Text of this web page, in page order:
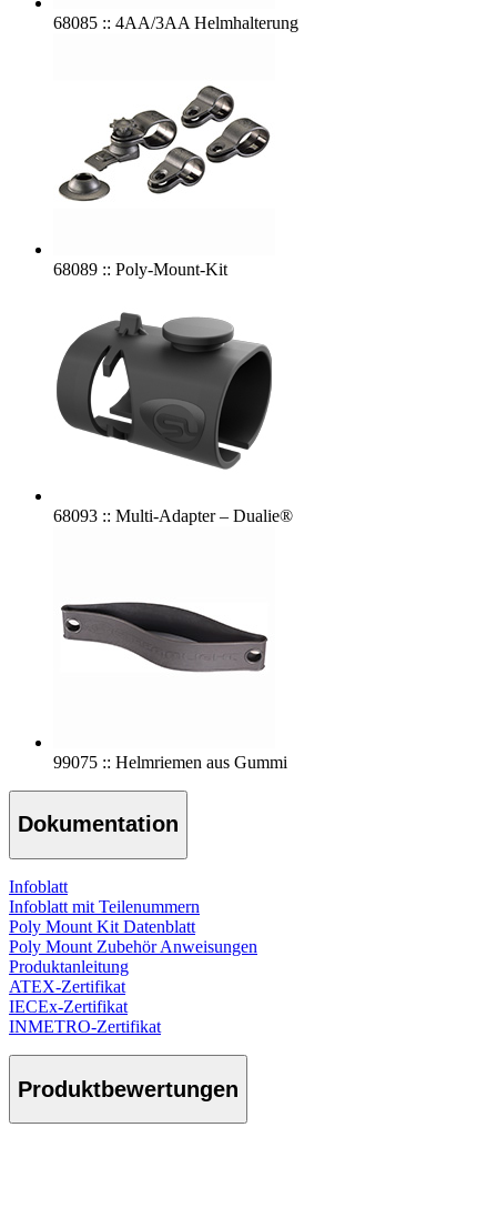
68085 :: 4AA/3AA Helmhalterung
68089 :: Poly-Mount-Kit
68093 :: Multi-Adapter – Dualie®
99075 :: Helmriemen aus Gummi
Dokumentation
Infoblatt
Infoblatt mit Teilenummern
Poly Mount Kit Datenblatt
Poly Mount Zubehör Anweisungen
Produktanleitung
ATEX-Zertifikat
IECEx-Zertifikat
INMETRO-Zertifikat
Produktbewertungen